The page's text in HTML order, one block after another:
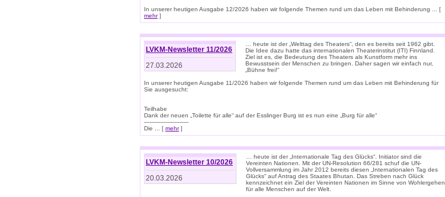
In unserer heutigen Ausgabe 12/2026 haben wir folgende Themen rund um das Leben mit Behinderung ... [
mehr]
LVKM-Newsletter 11/2026
27.03.2026
… heute ist der „Welttag des Theaters“, den es bereits seit 1962 gibt.
Die Idee dazu hatte das internationalen Theaterinstitut (ITI) Finnland.
Ziel ist es, die Bedeutung des Theaters als Kunstform mehr ins
Bewusstsein der Menschen zu bringen. Daher sagen wir einfach nur,
„Bühne frei!“
In unserer heutigen Ausgabe 11/2026 haben wir folgende Themen rund um das Leben mit Behinderung für
Sie ausgesucht:
Teilhabe
Dank der neuen „Toilette für alle“ auf der Esslinger Burg ist es nun eine „Burg für alle“
-------------------------
Die ... [ mehr]
LVKM-Newsletter 10/2026
20.03.2026
… heute ist der „Internationale Tag des Glücks“. Initiator sind die
Vereinten Nationen. Mit der UN-Resolution 66/281 schuf die UN-
Vollversammlung im Jahr 2012 bereits diesen „Internationalen Tag des
Glücks“ auf Antrag des Staates Bhutan. Das Streben nach Glück
kennzeichnet ein Ziel der Vereinten Nationen im Sinne von Wohlergehen
für alle Menschen auf der Welt.